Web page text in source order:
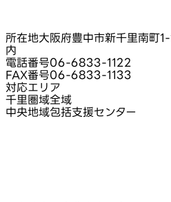
所在地大阪府豊中市新千里南町
内
電話番号06-6833-1122
FAX番号06-6833-1133
対応エリア
千里圏域全域
中央地域包括支援センター